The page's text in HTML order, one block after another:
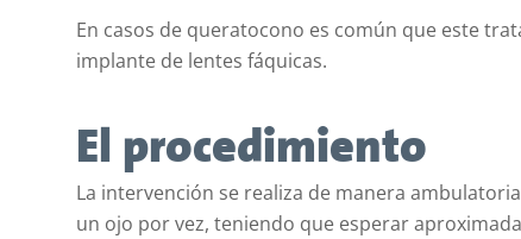
En casos de queratocono es común que este
implante de lentes fáquicas.
El procedimiento
La intervención se realiza de manera
un ojo por vez, teniendo que esperar